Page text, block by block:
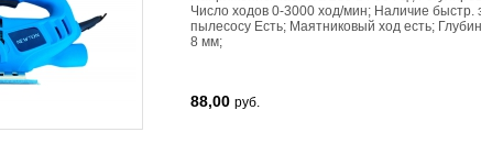
Число ходов 0-3000 ход/мин; Наличие быстр.
пылесосу Есть; Маятниковый ход есть;
8 мм;
88,00 руб.